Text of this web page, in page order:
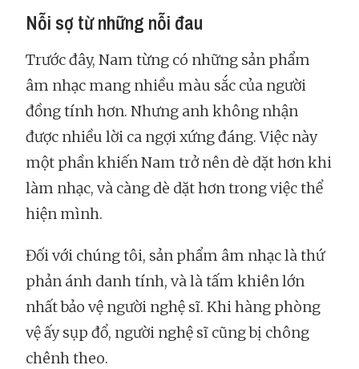
Nỗi sợ từ những nỗi đau
Trước đây, Nam từng có những sản phẩm
âm nhạc mang nhiều màu sắc của người
đồng tính hơn. Nhưng anh không nhận
được nhiều lời ca ngợi xứng đáng. Việc này
một phần khiến Nam trở nên dè dặt hơn khi
làm nhạc, và càng dè dặt hơn trong việc thể
hiện mình.
Đối với chúng tôi, sản phẩm âm nhạc là thứ
phản ánh danh tính, và là tấm khiên lớn
nhất bảo vệ người nghệ sĩ. Khi hàng phòng
vệ ấy sụp đổ, người nghệ sĩ cũng bị chông
chênh theo.